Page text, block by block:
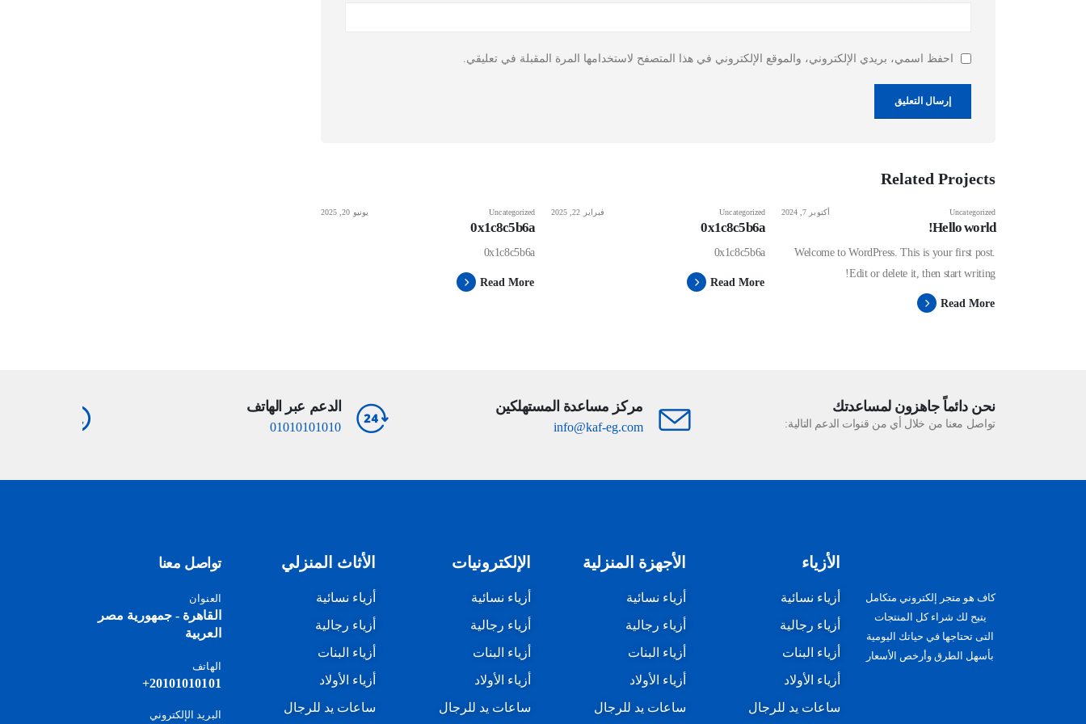
احفظ اسمي، بريدي الإلكتروني، والموقع الإلكتروني في هذا المتصفح لاستخدامها المرة المقبلة في تعليقي.
Related Projects
Uncategorized أكتوبر 7, 2024
Hello world!
Welcome to WordPress. This is your first post.
Edit or delete it, then start writing!
Read More
Uncategorized فبراير 22, 2025
0x1c8c5b6a
0x1c8c5b6a
Read More
Uncategorized يونيو 20, 2025
0x1c8c5b6a
0x1c8c5b6a
Read More
نحن دائماً جاهزون لمساعدتك
تواصل معنا من خلال أي من قنوات الدعم التالية:
مركز مساعدة المستهلكين
info@kaf-eg.com
الدعم عبر الهاتف
01010101010
كاف هو متجر إلكتروني متكامل
يتيح لك شراء كل المنتجات
التى تحتاجها في حياتك اليومية
بأسهل الطرق وأرخص الأسعار
الأزياء
أزياء نسائية
أزياء رجالية
أزياء البنات
أزياء الأولاد
ساعات يد للرجال
الأجهزة المنزلية
أزياء نسائية
أزياء رجالية
أزياء البنات
أزياء الأولاد
ساعات يد للرجال
الإلكترونيات
أزياء نسائية
أزياء رجالية
أزياء البنات
أزياء الأولاد
ساعات يد للرجال
الأثاث المنزلي
أزياء نسائية
أزياء رجالية
أزياء البنات
أزياء الأولاد
ساعات يد للرجال
تواصل معنا
العنوان
القاهرة - جمهورية مصر
العربية
الهاتف
20101010101+
البريد الإلكتروني